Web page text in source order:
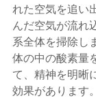
れた空気を追い
んだ空気が流れ
系全体を掃除し
体の中の酸素量
て、精神を明晰
効果があります